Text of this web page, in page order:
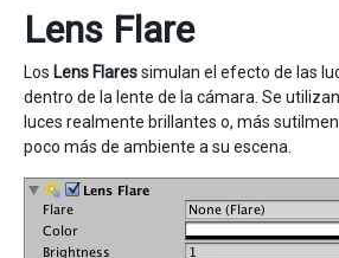
Lens Flare
Los Lens Flaressimulan el efecto de las
dentro de la lente de la cámara. Se
luces realmente brillantes o, más
poco más de ambiente a su escena.